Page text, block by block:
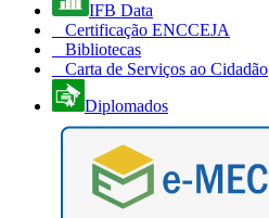
IFB Data
Certificação ENCCEJA
Bibliotecas
Carta de Serviços ao Cidadão
Diplomados